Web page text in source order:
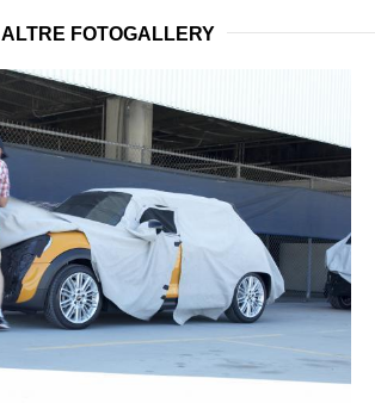
ALTRE FOTOGALLERY